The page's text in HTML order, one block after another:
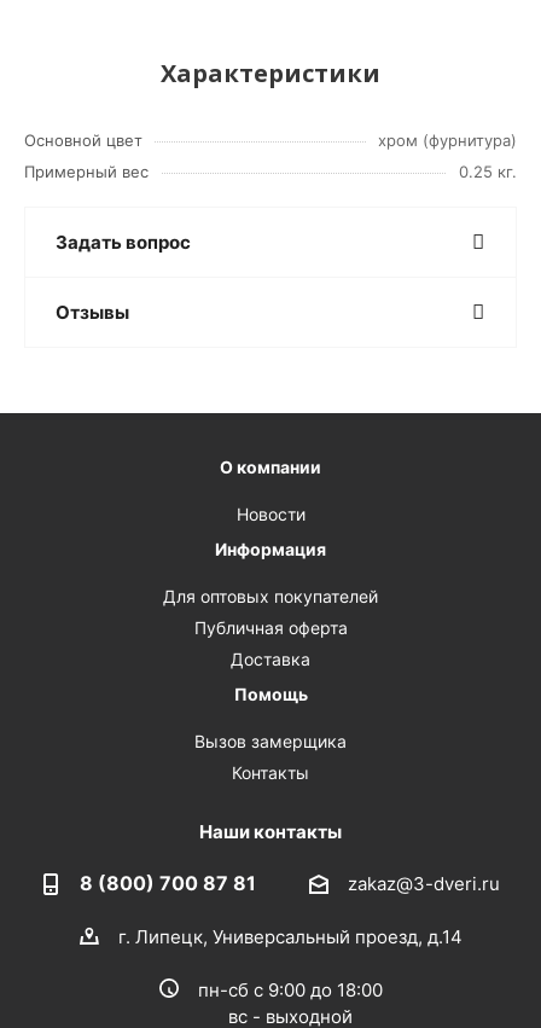
Характеристики
Основной цвет
хром (фурнитура)
Примерный вес
0.25 кг.
Задать вопрос
Отзывы
О компании
Новости
Информация
Для оптовых покупателей
Публичная оферта
Доставка
Помощь
Вызов замерщика
Контакты
Наши контакты
8 (800) 700 87 81 zakaz@3-dveri.ru
г. Липецк, Универсальный проезд, д.14
пн-сб с 9:00 до 18:00
вс - выходной